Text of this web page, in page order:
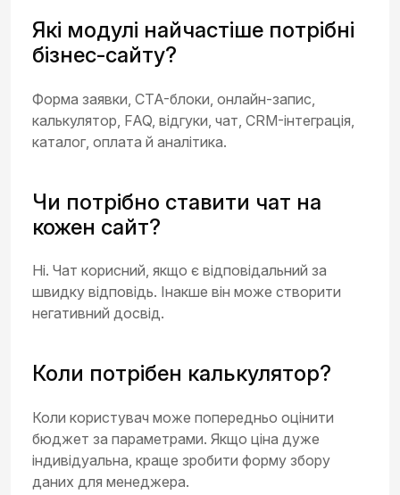
Які модулі найчастіше потрібні
бізнес-сайту?
Форма заявки, CTA-блоки, онлайн-запис,
калькулятор, FAQ, відгуки, чат, CRM-інтеграція,
каталог, оплата й аналітика.
Чи потрібно ставити чат на
кожен сайт?
Ні. Чат корисний, якщо є відповідальний за
швидку відповідь. Інакше він може створити
негативний досвід.
Коли потрібен калькулятор?
Коли користувач може попередньо оцінити
бюджет за параметрами. Якщо ціна дуже
індивідуальна, краще зробити форму збору
даних для менеджера.